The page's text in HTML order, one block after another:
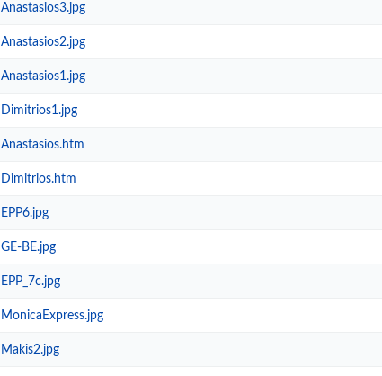
Anastasios3.jpg
Anastasios2.jpg
Anastasios1.jpg
Dimitrios1.jpg
Anastasios.htm
Dimitrios.htm
EPP6.jpg
GE-BE.jpg
EPP_7c.jpg
MonicaExpress.jpg
Makis2.jpg